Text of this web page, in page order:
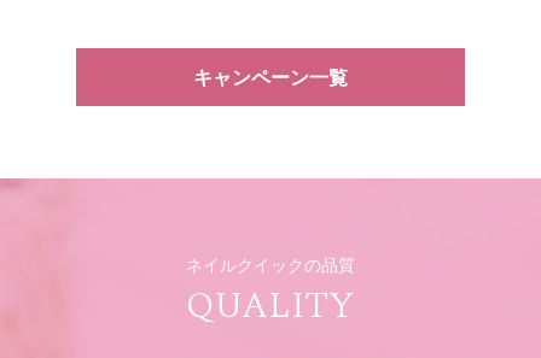
キャンペーン一覧
ネイルクイックの品質
QUALITY